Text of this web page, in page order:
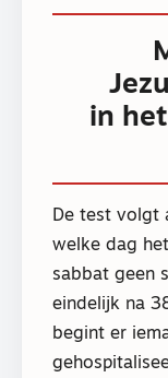
in
De test volgt
welke dag
sabbat geen
eindelijk na
begint er